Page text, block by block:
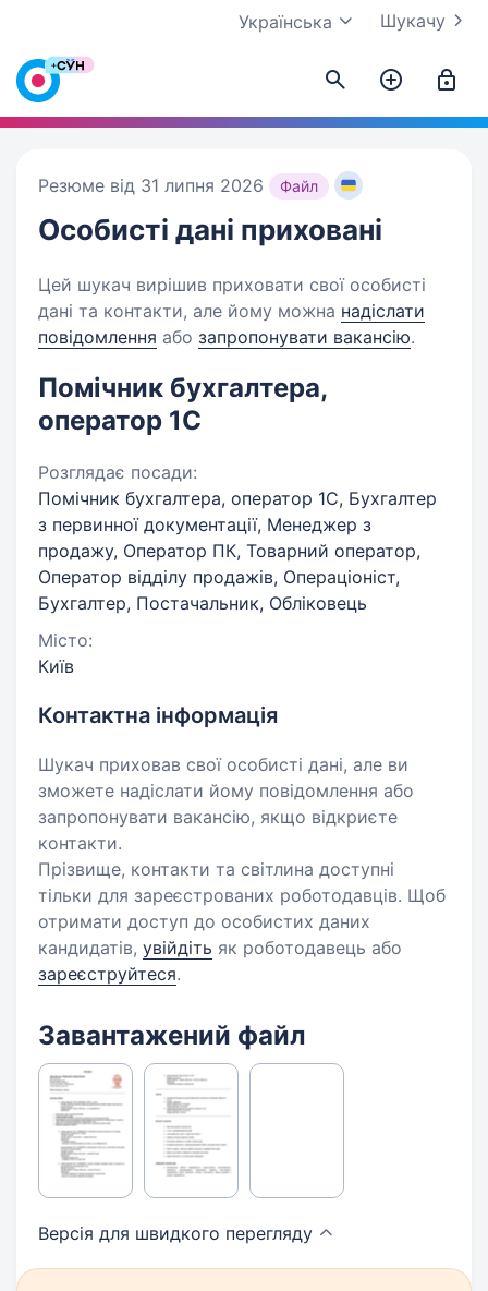
Шукачу
Українська
Резюме від 31 липня 2026 Файл
Особисті дані приховані
Цей шукач вирішив приховати свої особисті
дані та контакти, але йому можна надіслати
повідомлення або запропонувати вакансію.
Помічник бухгалтера,
оператор 1С
Розглядає посади:
Помічник бухгалтера, оператор 1С, Бухгалтер
з первинної документації, Менеджер з
продажу, Оператор ПК, Товарний оператор,
Оператор відділу продажів, Операціоніст,
Бухгалтер, Постачальник, Обліковець
Місто:
Київ
Контактна інформація
Шукач приховав свої особисті дані, але ви
зможете надіслати йому повідомлення або
запропонувати вакансію, якщо відкриєте
контакти.
Прізвище, контакти та світлина доступні
тільки для зареєстрованих роботодавців. Щоб
отримати доступ до особистих даних
кандидатів, увійдіть як роботодавець або
зареєструйтеся.
Завантажений файл
Версія для швидкого перегляду